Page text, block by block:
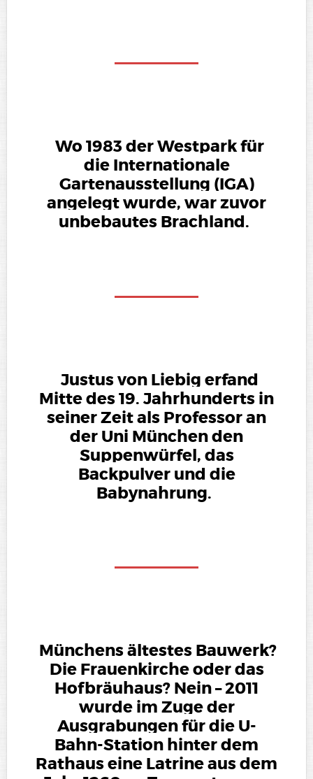
Wo 1983 der Westpark für
die Internationale
Gartenausstellung (IGA)
angelegt wurde, war zuvor
unbebautes Brachland.
Justus von Liebig erfand
Mitte des 19. Jahrhunderts in
seiner Zeit als Professor an
der Uni München den
Suppenwürfel, das
Backpulver und die
Babynahrung.
Münchens ältestes Bauwerk?
Die Frauenkirche oder das
Hofbräuhaus? Nein – 2011
wurde im Zuge der
Ausgrabungen für die U-
Bahn-Station hinter dem
Rathaus eine Latrine aus dem